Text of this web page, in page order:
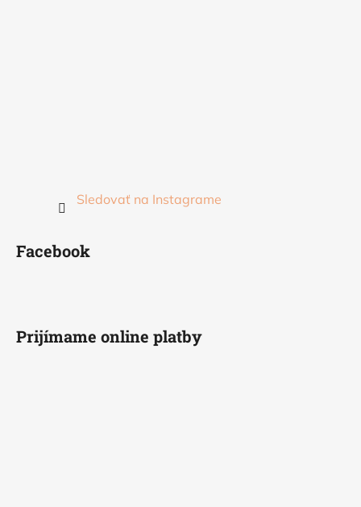
Sledovať na Instagrame
Facebook
Prijímame online platby